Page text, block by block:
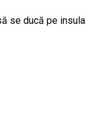
se ducă pe insula